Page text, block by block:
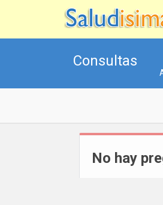
Consultas
No hay